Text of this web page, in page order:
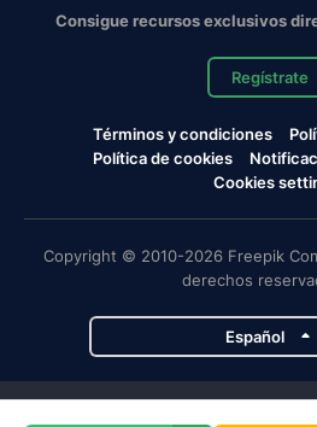
Consigue recursos exclusivos
Regístrate
Términos y condiciones
Política de cookies
Cookies
Copyright © 2010-2026 Freepik
derechos
Español